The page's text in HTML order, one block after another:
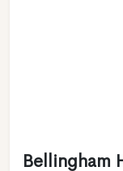
Bellingham